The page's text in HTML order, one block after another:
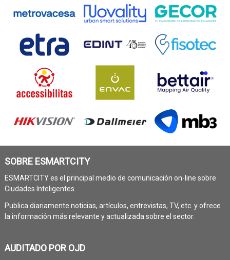
SOBRE ESMARTCITY
ESMARTCITY es el principal medio de comunicación on-line sobre
Ciudades Inteligentes.
Publica diariamente noticias, artículos, entrevistas, TV, etc. y ofrece
la información más relevante y actualizada sobre el sector.
AUDITADO POR OJD